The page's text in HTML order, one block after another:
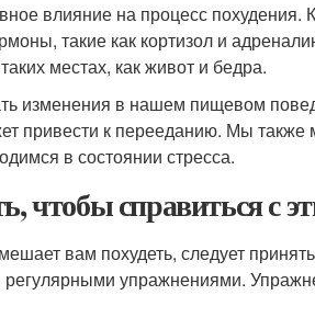
влияние на процесс похудения.
такие как кортизол и
местах, как живот и бедра.
изменения в нашем пищевом
привести к перееданию. Мы
в состоянии стресса.
чтобы справиться с
вам похудеть, следует
регулярными упражнениями.